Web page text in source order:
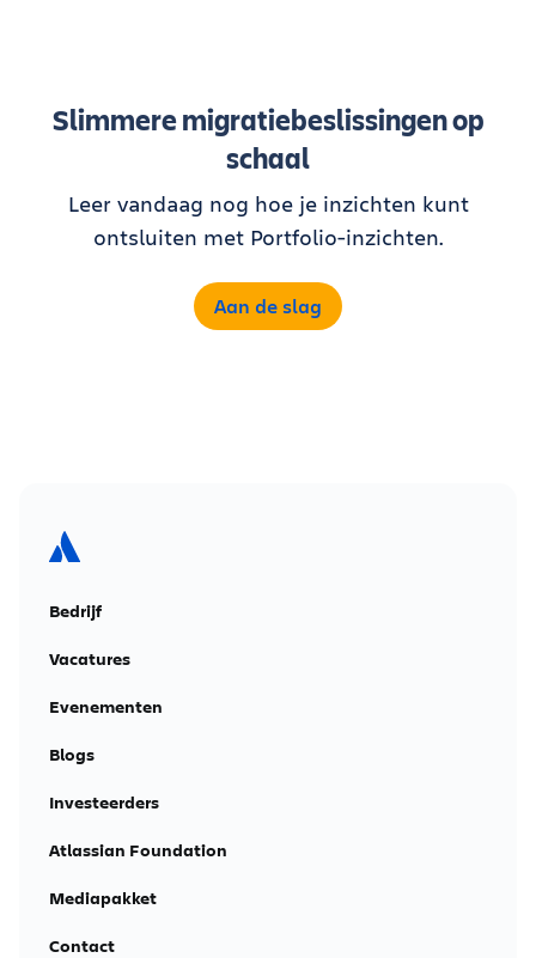
Slimmere migratiebeslissingen op
schaal
Leer vandaag nog hoe je inzichten kunt
ontsluiten met Portfolio-inzichten.
Aan de slag
Bedrijf
Vacatures
Evenementen
Blogs
Investeerders
Atlassian Foundation
Mediapakket
Contact